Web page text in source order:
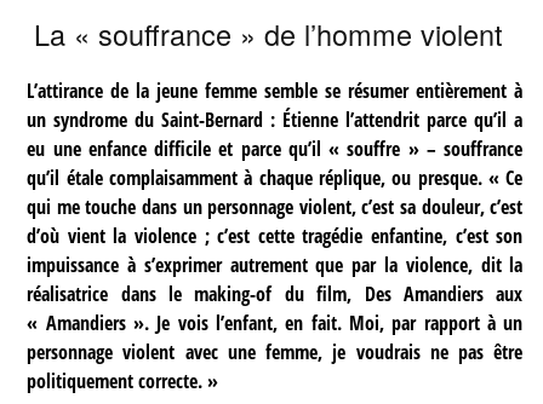
La « souffrance » de l’homme violent
L’attirance de la jeune femme semble se résumer entièrement à
un syndrome du Saint-Bernard : Étienne l’attendrit parce qu’il a
eu une enfance difficile et parce qu’il « souffre » – souffrance
qu’il étale complaisamment à chaque réplique, ou presque. « Ce
qui me touche dans un personnage violent, c’est sa douleur, c’est
d’où vient la violence ; c’est cette tragédie enfantine, c’est son
impuissance à s’exprimer autrement que par la violence, dit la
réalisatrice dans le making-of du film, Des Amandiers aux
« Amandiers ». Je vois l’enfant, en fait. Moi, par rapport à un
personnage violent avec une femme, je voudrais ne pas être
politiquement correcte. »